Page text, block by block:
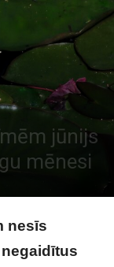
jūnijs
mēnesi
nesīs